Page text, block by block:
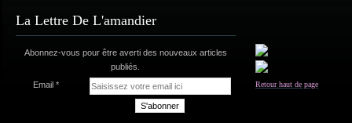
La Lettre De L'amandier
Abonnez-vous pour être averti des nouveaux articles
publiés.
Email
Retour haut de page